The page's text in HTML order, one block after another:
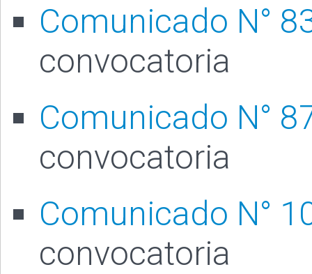
Comunicado N°
convocatoria
Comunicado N°
convocatoria
Comunicado N°
convocatoria